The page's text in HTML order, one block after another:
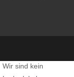
Wir sind kein